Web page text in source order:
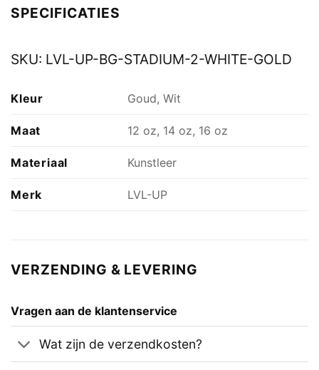
SPECIFICATIES
SKU: LVL-UP-BG-STADIUM-2-WHITE-GOLD
Kleur Goud, Wit
Maat 12 oz, 14 oz, 16 oz
Materiaal Kunstleer
Merk LVL-UP
VERZENDING & LEVERING
Vragen aan de klantenservice
Wat zijn de verzendkosten?